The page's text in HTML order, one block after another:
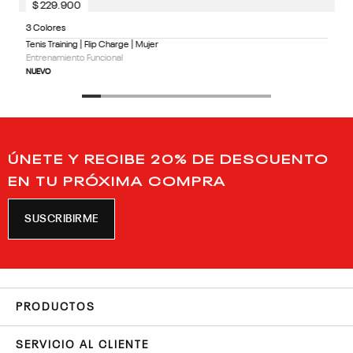
3 Colores
Tenis Training | Flip Charge | Mujer
Entrenamiento Funcional
NUEVO
$229.900
ÚNETE Y RECIBE 20% DE DESCUENTO
EN TU PRÓXIMA COMPRA
SUSCRIBIRME
PRODUCTOS
SERVICIO AL CLIENTE